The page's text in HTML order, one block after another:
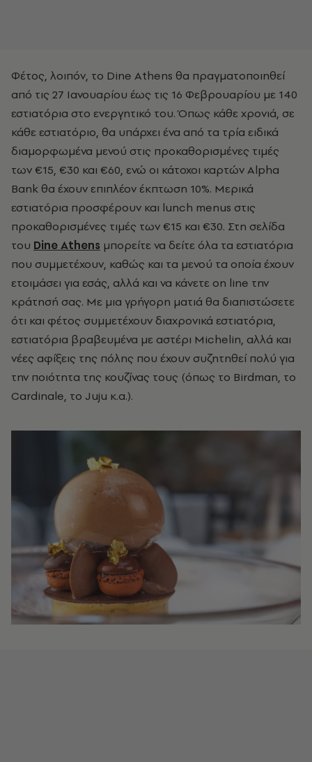
Φέτος, λοιπόν, το Dine Athens θα πραγματοποιηθεί
από τις 27 Ιανουαρίου έως τις 16 Φεβρουαρίου με 140
εστιατόρια στο ενεργητικό του. Όπως κάθε χρονιά, σε
κάθε εστιατόριο, θα υπάρχει ένα από τα τρία ειδικά
διαμορφωμένα μενού στις προκαθορισμένες τιμές
των €15, €30 και €60, ενώ οι κάτοχοι καρτών Alpha
Bank θα έχουν επιπλέον έκπτωση 10%. Μερικά
εστιατόρια προσφέρουν και lunch menus στις
προκαθορισμένες τιμές των €15 και €30. Στη σελίδα
του Dine Athens μπορείτε να δείτε όλα τα εστιατόρια
που συμμετέχουν, καθώς και τα μενού τα οποία έχουν
ετοιμάσει για εσάς, αλλά και να κάνετε on line την
κράτησή σας. Με μια γρήγορη ματιά θα διαπιστώσετε
ότι και φέτος συμμετέχουν διαχρονικά εστιατόρια,
εστιατόρια βραβευμένα με αστέρι Michelin, αλλά και
νέες αφίξεις της πόλης που έχουν συζητηθεί πολύ για
την ποιότητα της κουζίνας τους (όπως το Birdman, το
Cardinale, το Juju κ.α.).